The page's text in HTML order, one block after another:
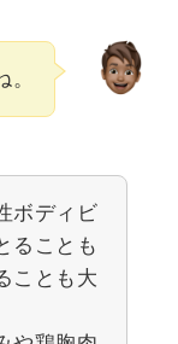
ボディビ
ることも
ことも大